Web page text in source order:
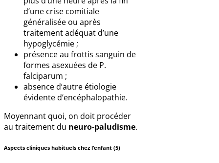
d’une crise comitiale
généralisée ou après
traitement adéquat d’une
hypoglycémie ;
présence au frottis sanguin de
formes asexuées de P.
falciparum ;
absence d’autre étiologie
évidente d’encéphalopathie.
Moyennant quoi, on doit procéder
au traitement du neuro-paludisme.
Aspects cliniques habituels chez l’enfant (5)